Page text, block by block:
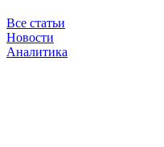
Все статьи
Новости
Аналитика